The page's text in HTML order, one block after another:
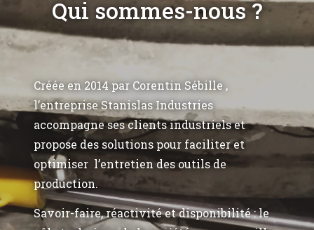
Qui sommes-nous ?
Créée en 2014 par Corentin Sébille ,
l’entreprise Stanislas Industries
accompagne ses clients industriels et
propose des solutions pour faciliter et
optimiser l’entretien des outils de
production.
Savoir-faire, réactivité et disponibilité : le